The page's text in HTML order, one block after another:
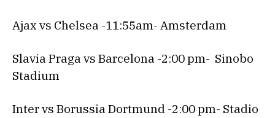
Ajax vs Chelsea -11:55am- Amsterdam
Slavia Praga vs Barcelona -2:00 pm- Sinobo
Stadium
Inter vs Borussia Dortmund -2:00 pm- Stadio